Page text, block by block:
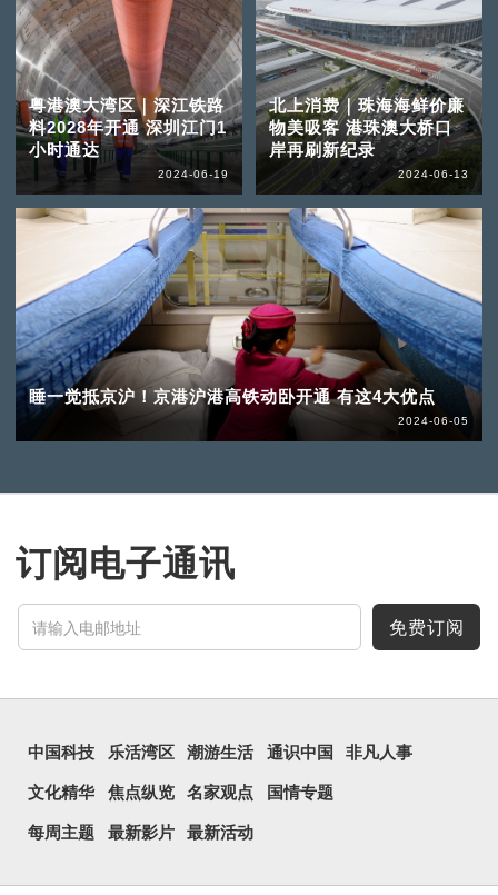
粤港澳大湾区｜深江铁路
料2028年开通 深圳江门1
小时通达
2024-06-19
北上消费｜珠海海鲜价廉
物美吸客 港珠澳大桥口
岸再刷新纪录
2024-06-13
睡一觉抵京沪！京港沪港高铁动卧开通 有这4大优点
2024-06-05
订阅电子通讯
免费订阅
中国科技 乐活湾区 潮游生活 通识中国 非凡人事
文化精华 焦点纵览 名家观点 国情专题
每周主题 最新影片 最新活动